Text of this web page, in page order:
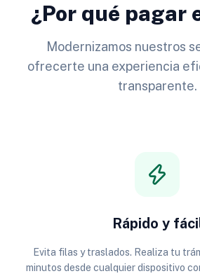
¿Por qué pagar
Modernizamos nuestros
ofrecerte una experiencia
transparente.
Rápido y
Evita filas y traslados. Realiza tu
minutos desde cualquier dispositivo